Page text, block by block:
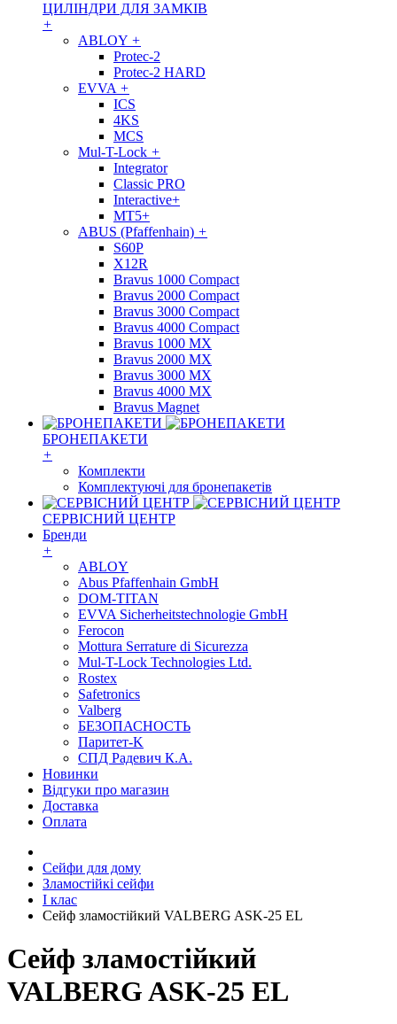
ЦИЛІНДРИ ДЛЯ ЗАМКІВ
+
ABLOY +
Protec-2
Protec-2 HARD
EVVA +
ICS
4KS
MCS
Mul-T-Lock +
Integrator
Classic PRO
Interactive+
MT5+
ABUS (Pfaffenhain) +
S60P
X12R
Bravus 1000 Compact
Bravus 2000 Compact
Bravus 3000 Compact
Bravus 4000 Compact
Bravus 1000 MX
Bravus 2000 MX
Bravus 3000 MX
Bravus 4000 MX
Bravus Magnet
БРОНЕПАКЕТИ
+
Комплекти
Комплектуючі для бронепакетів
СЕРВІСНИЙ ЦЕНТР
Бренди
+
ABLOY
Abus Pfaffenhain GmbH
DOM-TITAN
EVVA Sicherheitstechnologie GmbH
Ferocon
Mottura Serrature di Sicurezza
Mul-T-Lock Technologies Ltd.
Rostex
Safetronics
Valberg
БЕЗОПАСНОСТЬ
Паритет-K
СПД Радевич К.А.
Новинки
Відгуки про магазин
Доставка
Оплата
Сейфи для дому
Зламостійкі сейфи
I клас
Сейф зламостійкий VALBERG ASK-25 EL
Сейф зламостійкий
VALBERG ASK-25 EL